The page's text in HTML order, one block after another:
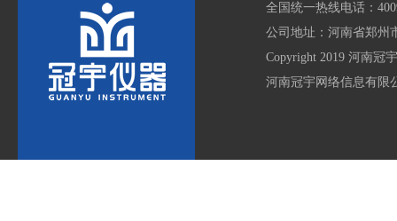
全国统一热线电话：
公司地址：河南省郑州
Copyright 2019 河南冠
河南冠宇网络信息有限